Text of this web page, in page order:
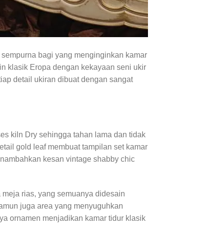
bagi yang menginginkan kamar
klasik Eropa dengan kekayaan seni ukir
detail ukiran dibuat dengan sangat
kiln Dry sehingga tahan lama dan tidak
gold leaf membuat tampilan set kamar
kesan vintage shabby chic
rias, yang semuanya didesain
juga area yang menyuguhkan
ornamen menjadikan kamar tidur klasik